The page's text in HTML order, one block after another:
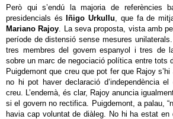
Però qui s’endú la majoria de referències
presidencials és
Iñigo Urkullu, que fa de
Mariano Rajoy. La seva proposta, vista amb
període de distensió sense mesures
tres membres del govern espanyol i tres de
sobre un marc de negociació política entre tots
Puigdemont que creu que pot fer que Rajoy
no hi pot haver declaració d’independència el
creu. L’endemà, és clar, Rajoy anuncia
si el govern no rectifica. Puigdemont, a palau,
havia cap voluntat de diàleg. No hi ha estat